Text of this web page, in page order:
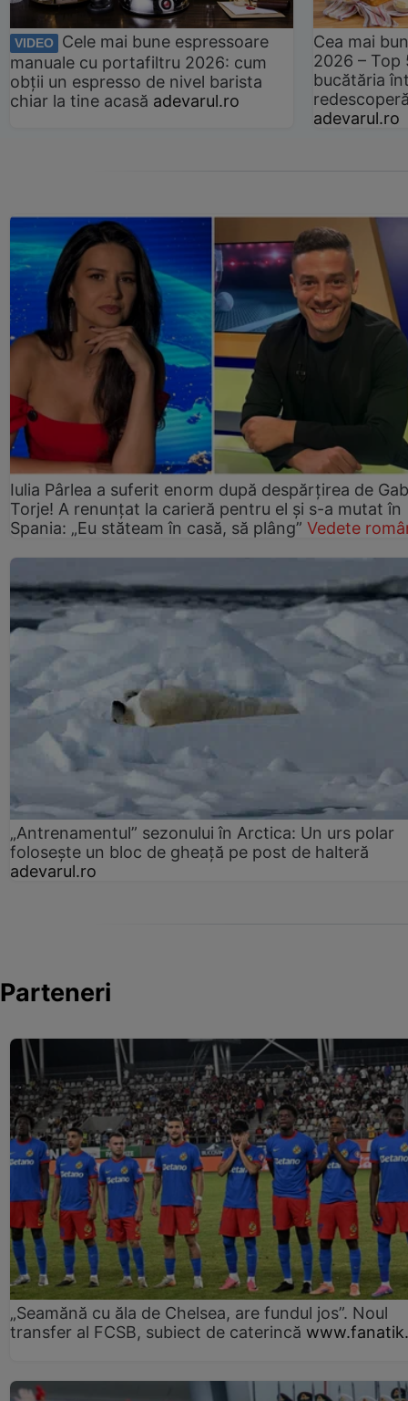
VIDEO
Cele mai bune espressoare
manuale cu portafiltru 2026: cum
obții un espresso de nivel barista
chiar la tine acasă adevarul.ro
Cea mai
2026 –
bucătăria
adevarul.ro
Iulia Pârlea a suferit enorm după despărțirea de
Torje! A renunțat la carieră pentru el și s-a mutat în
Spania: „Eu stăteam în casă, să plâng” Vedete
„Antrenamentul” sezonului în Arctica: Un urs polar
folosește un bloc de gheață pe post de halteră
adevarul.ro
Parteneri
„Seamănă cu ăla de Chelsea, are fundul jos”. Noul
transfer al FCSB, subiect de caterincă